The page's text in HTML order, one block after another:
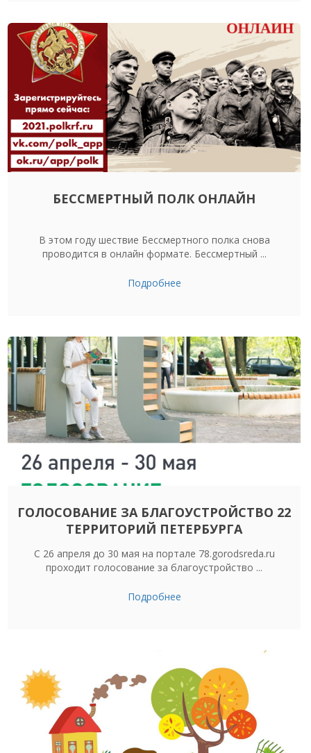
БЕССМЕРТНЫЙ ПОЛК ОНЛАЙН
В этом году шествие Бессмертного полка снова
проводится в онлайн формате. Бессмертный ...
Подробнее
ГОЛОСОВАНИЕ ЗА БЛАГОУСТРОЙСТВО 22
ТЕРРИТОРИЙ ПЕТЕРБУРГА
С 26 апреля до 30 мая на портале 78.gorodsreda.ru
проходит голосование за благоустройство ...
Подробнее